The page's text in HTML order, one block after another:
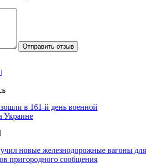
Отправить отзыв
в 161-й день военной
Украине
новые железнодорожные вагоны для
пригородного сообщения